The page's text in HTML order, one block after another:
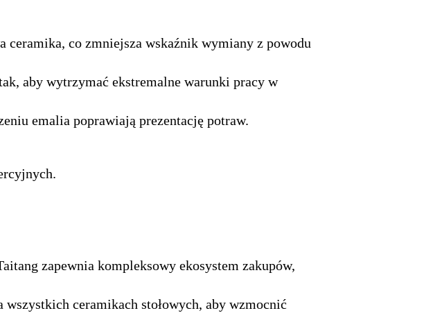
ceramika, co zmniejsza wskaźnik wymiany z powodu
aby wytrzymać ekstremalne warunki pracy w
emalia poprawiają prezentację potraw.
zapewnia kompleksowy ekosystem zakupów,
ceramikach stołowych, aby wzmocnić